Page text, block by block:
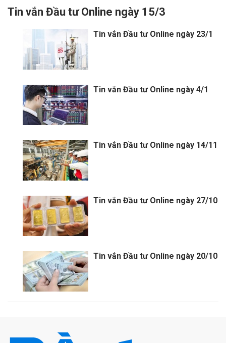
Tin vắn Đầu tư Online ngày 15/3
Tin vắn Đầu tư Online ngày 23/1
Tin vắn Đầu tư Online ngày 4/1
Tin vắn Đầu tư Online ngày 14/11
Tin vắn Đầu tư Online ngày 27/10
Tin vắn Đầu tư Online ngày 20/10